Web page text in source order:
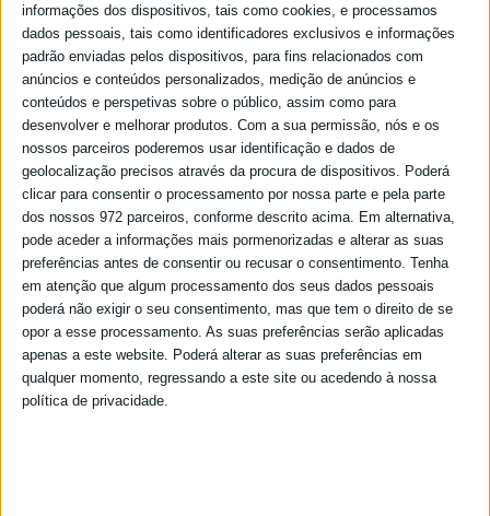
informações dos dispositivos, tais como cookies, e processamos
dados pessoais, tais como identificadores exclusivos e informações
padrão enviadas pelos dispositivos, para fins relacionados com
anúncios e conteúdos personalizados, medição de anúncios e
conteúdos e perspetivas sobre o público, assim como para
desenvolver e melhorar produtos. Com a sua permissão, nós e os
nossos parceiros poderemos usar identificação e dados de
geolocalização precisos através da procura de dispositivos. Poderá
clicar para consentir o processamento por nossa parte e pela parte
dos nossos 972 parceiros, conforme descrito acima. Em alternativa,
pode aceder a informações mais pormenorizadas e alterar as suas
preferências antes de consentir ou recusar o consentimento. Tenha
em atenção que algum processamento dos seus dados pessoais
poderá não exigir o seu consentimento, mas que tem o direito de se
opor a esse processamento. As suas preferências serão aplicadas
apenas a este website. Poderá alterar as suas preferências em
qualquer momento, regressando a este site ou acedendo à nossa
política de privacidade.